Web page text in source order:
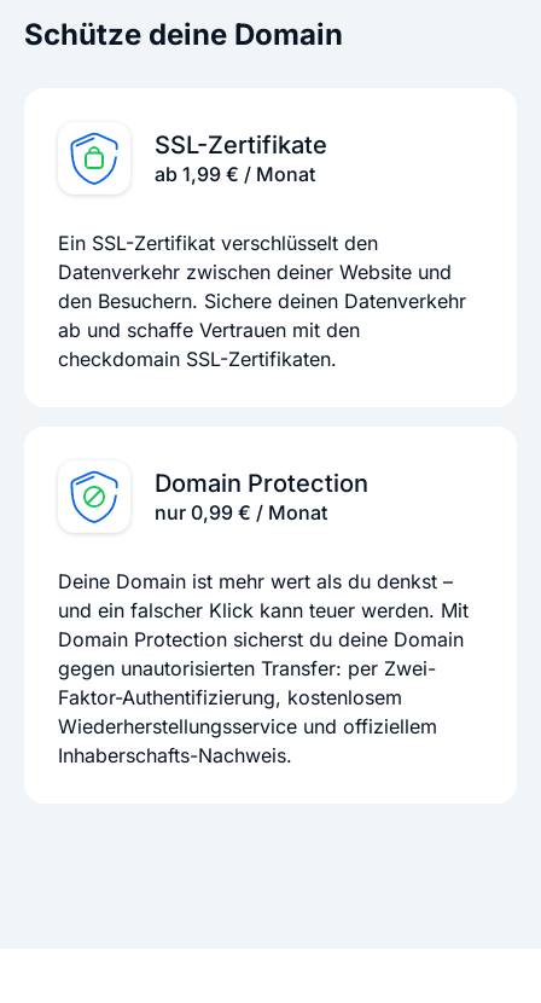
Schütze deine Domain
SSL-Zertifikate
ab 1,99 € / Monat
Ein SSL-Zertifikat verschlüsselt den
Datenverkehr zwischen deiner Website und
den Besuchern. Sichere deinen Datenverkehr
ab und schaffe Vertrauen mit den
checkdomain SSL-Zertifikaten.
Domain Protection
nur 0,99 € / Monat
Deine Domain ist mehr wert als du denkst –
und ein falscher Klick kann teuer werden. Mit
Domain Protection sicherst du deine Domain
gegen unautorisierten Transfer: per Zwei-
Faktor-Authentifizierung, kostenlosem
Wiederherstellungsservice und offiziellem
Inhaberschafts-Nachweis.